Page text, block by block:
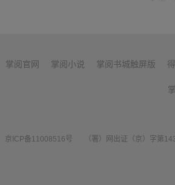
掌阅官网 掌阅小说 掌阅书城触屏版
京ICP备11008516号 （署）网出证（京）字第